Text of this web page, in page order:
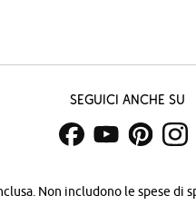
Seguici anche su
Non includono le spese di